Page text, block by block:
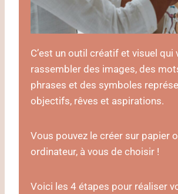
C’est un outil créatif et visuel qui
rassembler des images, des
phrases et des symboles
objectifs, rêves et aspirations.
Vous pouvez le créer sur papier
ordinateur, à vous de choisir !
Voici les 4 étapes pour réaliser